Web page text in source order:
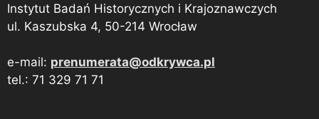
Instytut Badań Historycznych i Krajoznawczych
ul. Kaszubska 4, 50-214 Wrocław
e-mail: prenumerata@odkrywca.pl
tel.: 71 329 71 71